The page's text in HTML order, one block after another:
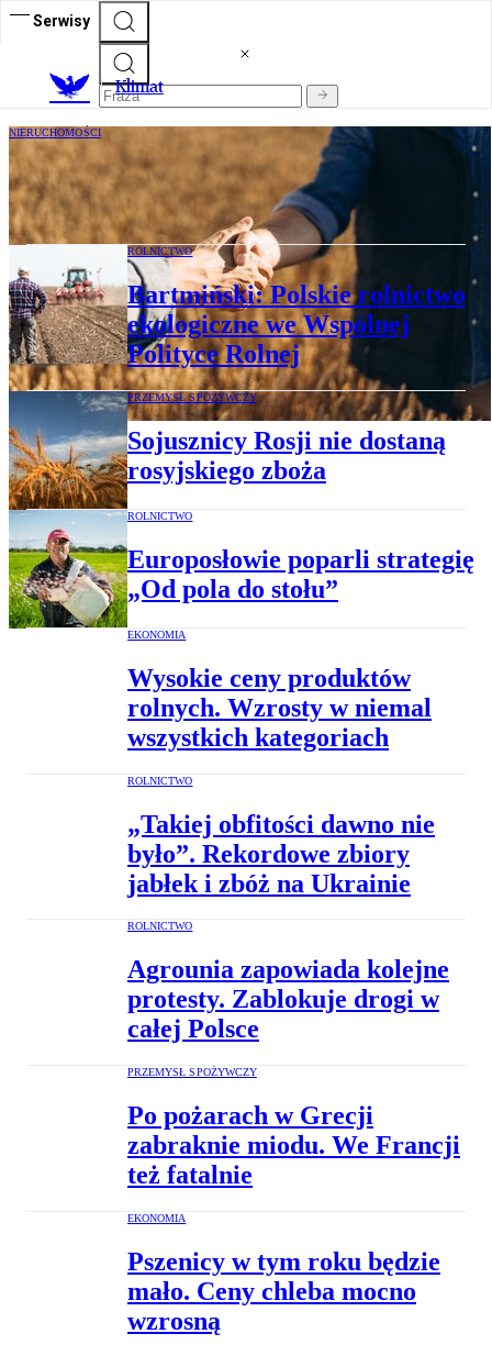
Serwisy
Klimat
NIERUCHOMOŚCI
Rewolucja w rolnictwie. Znikną ustne
umowy dzierżawy gruntów rolnych
ROLNICTWO
Bartmiński: Polskie rolnictwo
ekologiczne we Wspólnej
Polityce Rolnej
PRZEMYSŁ SPOŻYWCZY
Sojusznicy Rosji nie dostaną
rosyjskiego zboża
ROLNICTWO
Europosłowie poparli strategię
„Od pola do stołu”
EKONOMIA
Wysokie ceny produktów
rolnych. Wzrosty w niemal
wszystkich kategoriach
ROLNICTWO
„Takiej obfitości dawno nie
było”. Rekordowe zbiory
jabłek i zbóż na Ukrainie
ROLNICTWO
Agrounia zapowiada kolejne
protesty. Zablokuje drogi w
całej Polsce
PRZEMYSŁ SPOŻYWCZY
Po pożarach w Grecji
zabraknie miodu. We Francji
też fatalnie
EKONOMIA
Pszenicy w tym roku będzie
mało. Ceny chleba mocno
wzrosną